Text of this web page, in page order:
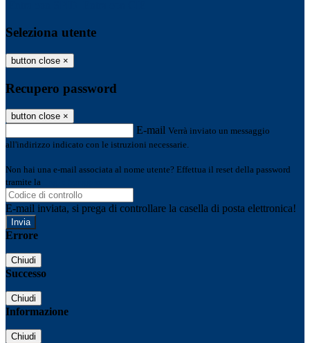
Seleziona utente
button close ×
Recupero password
button close ×
E-mail Verrà inviato un messaggio
all'indirizzo indicato con le istruzioni necessarie.
Non hai una e-mail associata al nome utente? Effettua il reset della password
tramite la
E-mail inviata, si prega di controllare la casella di posta elettronica!
Errore
Chiudi
Successo
Chiudi
Informazione
Chiudi